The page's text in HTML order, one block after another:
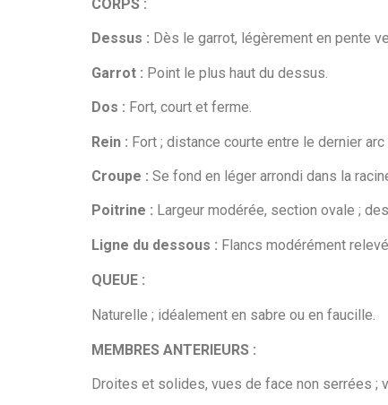
CORPS :
Dessus : Dès le garrot, légèrement en pente
Garrot : Point le plus haut du dessus.
Dos : Fort, court et ferme.
Rein : Fort ; distance courte entre le dernier
Croupe : Se fond en léger arrondi dans la
Poitrine : Largeur modérée, section ovale ;
Ligne du dessous : Flancs modérément
QUEUE :
Naturelle ; idéalement en sabre ou en faucille.
MEMBRES ANTERIEURS :
Droites et solides, vues de face non serrées ;